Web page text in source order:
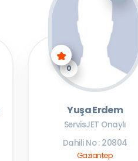
0
Yuşa Erdem
ServisJET Onaylı
Dahili No : 20804
Gaziantep